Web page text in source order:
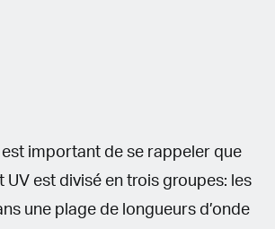
est important de se rappeler que
UV est divisé en trois groupes: les
une plage de longueurs d’onde